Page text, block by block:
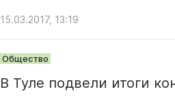
15.03.2017, 13:19
Общество
В Туле подвели итоги